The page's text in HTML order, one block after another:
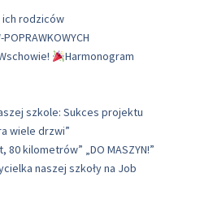
ich rodziców
Harmonogram
szkole: Sukces projektu
wiele drzwi”
kilometrów” „DO MASZYN!”
naszej szkoły na Job